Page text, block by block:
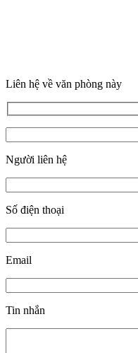
Liên hệ về văn phòng này
Người liên hệ
Số điện thoại
Email
Tin nhắn